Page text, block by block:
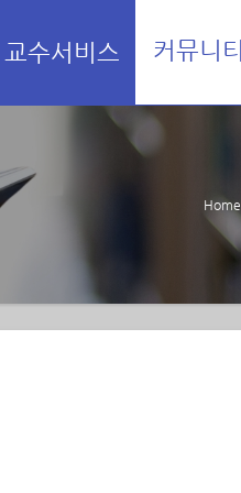
교수서비스 커뮤니티
Home